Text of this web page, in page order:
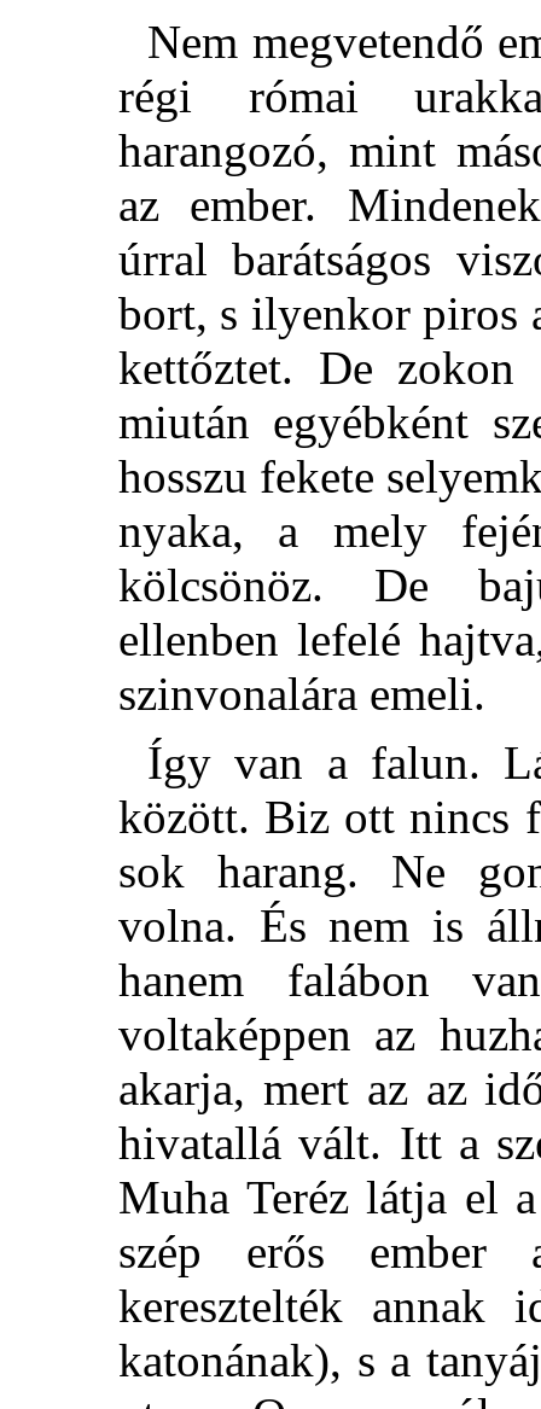
Nem megvetendő
régi római
harangozó, mint
az ember.
úrral barátságos
bort, s ilyenkor piros
kettőztet. De
miután egyébként
hosszu fekete
nyaka, a mely
kölcsönöz. De
ellenben lefelé
szinvonalára emeli.
Így van a falun.
között. Biz ott nincs
sok harang. Ne
volna. És nem is
hanem falábon
voltaképpen az
akarja, mert az az
hivatallá vált. Itt a
Muha Teréz látja el
szép erős ember
keresztelték
katonának), s a